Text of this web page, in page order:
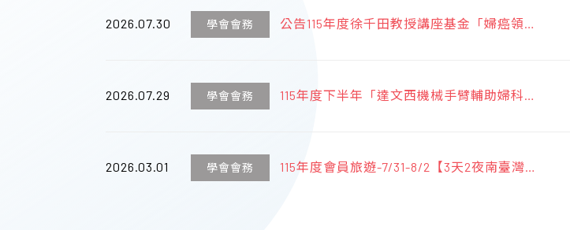
2026.07.30 學會會務
公告115年度徐千田教授講座基金「婦癌領域
2026.07.29 學會會務
115年度下半年「達文西機械手臂輔助婦科手
2026.03.01 學會會務
115年度會員旅遊-7/31-8/2【3天2夜南臺灣墾